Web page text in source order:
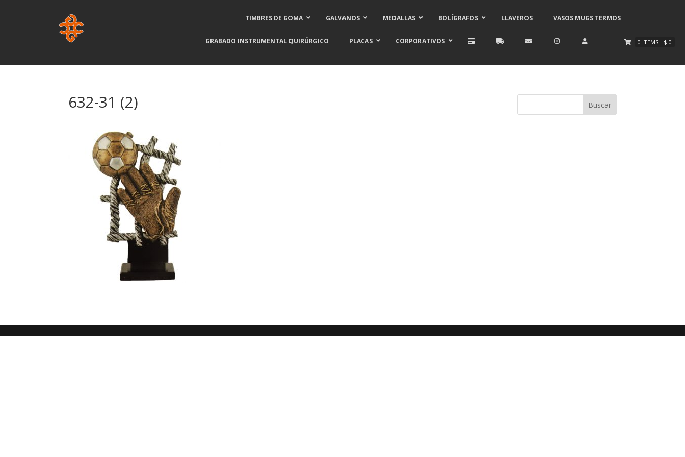
TIMBRES DE GOMA GALVANOS MEDALLAS BOLÍGRAFOS LLAVEROS VASOS MUGS TERMOS
GRABADO INSTRUMENTAL QUIRÚRGICO PLACAS CORPORATIVOS 0 ITEMS - $ 0
632-31 (2)